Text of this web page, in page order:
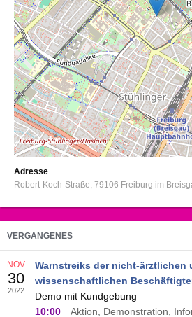
Adresse
Robert-Koch-Straße 79106 Freiburg im
VERGANGENES
Warnstreiks der nicht-ärztlichen
wissenschaftlichen
Demo mit Kundgebung
10:00
Aktion, Demonstration,
NOV.
30
2022